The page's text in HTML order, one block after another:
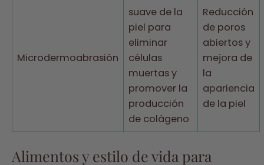
Microdermoabrasión
suave de la
piel para
eliminar
células
muertas y
promover la
producción
de colágeno
Reducción
de poros
abiertos y
mejora de
la
apariencia
de la piel
Alimentos y estilo de vida para